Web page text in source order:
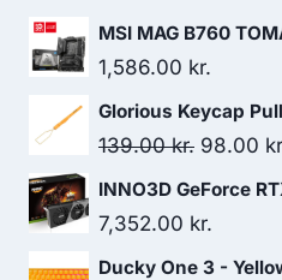
MSI MAG B760
1,586.00 kr.
Glorious Keycap
139.00kr. Original
price
was:
98.00
INNO3D GeForce
7,352.00 kr.
Ducky One 3 -